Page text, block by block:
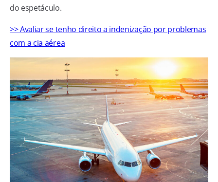
do espetáculo.
>> Avaliar se tenho direito a indenização por problemas
com a cia aérea